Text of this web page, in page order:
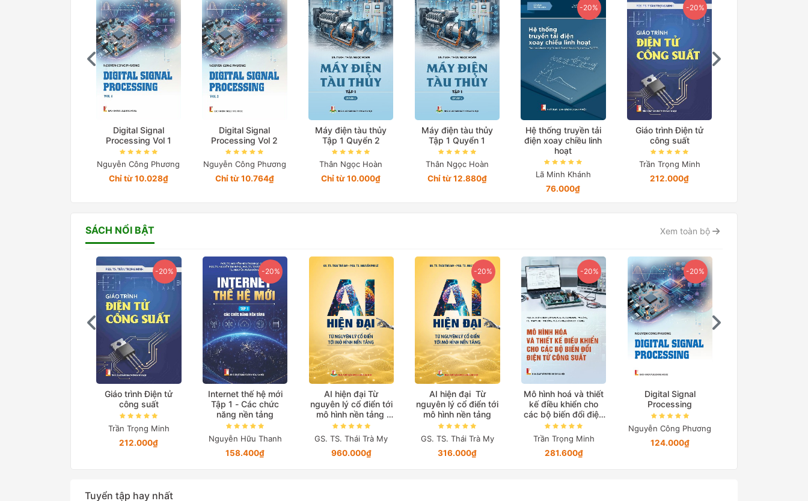
Digital Signal
Processing Vol 1
Nguyễn Công Phương
Chỉ từ 10.028₫
Digital Signal
Processing Vol 2
Nguyễn Công Phương
Chỉ từ 10.764₫
Máy điện tàu thủy
Tập 1 Quyển 2
Thân Ngọc Hoàn
Chỉ từ 10.000₫
Máy điện tàu thủy
Tập 1 Quyển 1
Thân Ngọc Hoàn
Chỉ từ 12.880₫
-20%
Hệ thống truyền tải
điện xoay chiều linh
hoạt
Lã Minh Khánh
76.000₫
-20%
Giáo trình Điện tử
công suất
Trần Trọng Minh
212.000₫
SÁCH NỔI BẬT Xem toàn bộ
-20%
Giáo trình Điện tử
công suất
Trần Trọng Minh
212.000₫
-20%
Internet thế hệ mới
Tập 1 - Các chức
năng nền tảng
Nguyễn Hữu Thanh
158.400₫
AI hiện đại Từ
nguyên lý cổ điển tới
mô hình nền tảng
(Bản in màu đặc biệt)
GS. TS. Thái Trà My
960.000₫
-20%
AI hiện đại Từ
nguyên lý cổ điển tới
mô hình nền tảng
GS. TS. Thái Trà My
316.000₫
-20%
Mô hình hoá và thiết
kế điều khiển cho
các bộ biến đổi điện
tử công suất
Trần Trọng Minh
281.600₫
-20%
Digital Signal
Processing
Nguyễn Công Phương
124.000₫
Tuyển tập hay nhất